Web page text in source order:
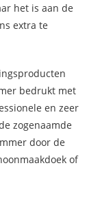
het is aan de
extra te
bedrukt met
en zeer
zogenaamde
door de
of